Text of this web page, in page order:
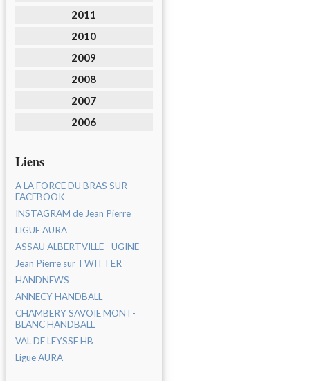
2011
2010
2009
2008
2007
2006
Liens
A LA FORCE DU BRAS SUR
FACEBOOK
INSTAGRAM de Jean Pierre
LIGUE AURA
ASSAU ALBERTVILLE - UGINE
Jean Pierre sur TWITTER
HANDNEWS
ANNECY HANDBALL
CHAMBERY SAVOIE MONT-
BLANC HANDBALL
VAL DE LEYSSE HB
Ligue AURA